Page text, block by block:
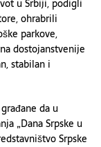
u Srbiji, podigli
ohrabrili
parkove,
dostojanstvenije
stabilan i
da u
„Dana Srpske u
Srpske